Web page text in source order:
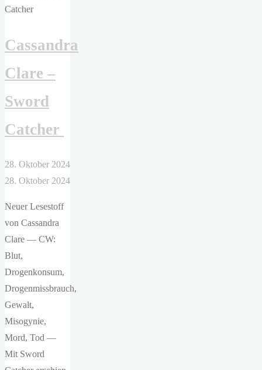
Cassandra
Clare –
Sword
Catcher
28. Oktober 2024
28. Oktober 2024
Neuer Lesestoff
von Cassandra
Clare — CW:
Blut,
Drogenkonsum,
Drogenmissbrauch,
Gewalt,
Misogynie,
Mord, Tod —
Mit Sword